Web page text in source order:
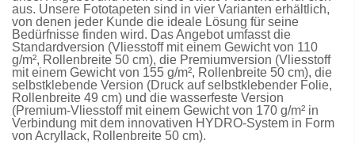
aus. Unsere Fototapeten sind in vier Varianten erhältlich,
von denen jeder Kunde die ideale Lösung für seine
Bedürfnisse finden wird. Das Angebot umfasst die
Standardversion (Vliesstoff mit einem Gewicht von 110
g/m², Rollenbreite 50 cm), die Premiumversion (Vliesstoff
mit einem Gewicht von 155 g/m², Rollenbreite 50 cm), die
selbstklebende Version (Druck auf selbstklebender Folie,
Rollenbreite 49 cm) und die wasserfeste Version
(Premium-Vliesstoff mit einem Gewicht von 170 g/m² in
Verbindung mit dem innovativen HYDRO-System in Form
von Acryllack, Rollenbreite 50 cm).